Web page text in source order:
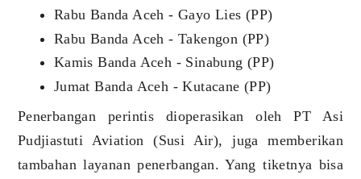
Rabu Banda Aceh - Gayo Lies (PP)
Rabu Banda Aceh - Takengon (PP)
Kamis Banda Aceh - Sinabung (PP)
Jumat Banda Aceh - Kutacane (PP)
Penerbangan perintis dioperasikan oleh PT Asi
Pudjiastuti Aviation (Susi Air), juga memberikan
tambahan layanan penerbangan. Yang tiketnya bisa